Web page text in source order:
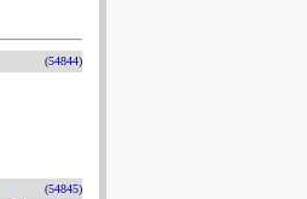
(54844)
(54845)